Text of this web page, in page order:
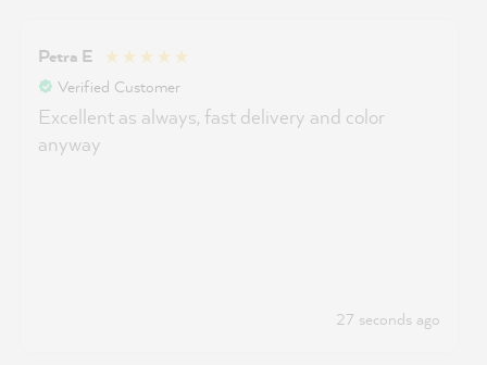
Petra E
Verified Customer
Excellent as always, fast delivery and color
anyway
27 seconds ago